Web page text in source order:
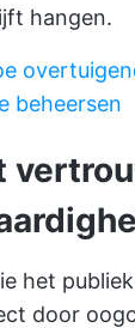
hangen.
beheersen
het
door